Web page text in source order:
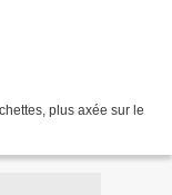
plus axée sur le